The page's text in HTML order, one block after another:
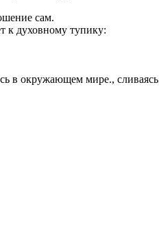
сам.
к духовному тупику:
в окружающем мире.,